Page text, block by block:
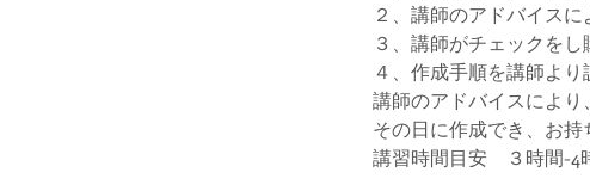
２、講師のアドバイス
３、講師がチェックをし
４、作成手順を講師より
講師のアドバイスによ
その日に作成でき、お持
講習時間目安 ３時間-4